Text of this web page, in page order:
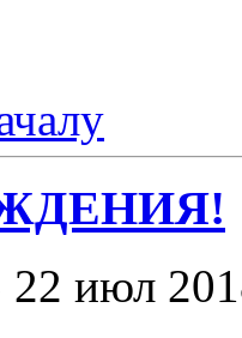
22 июл